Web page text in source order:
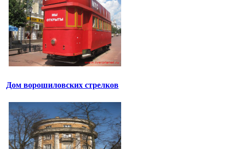
Дом ворошиловских стрелков